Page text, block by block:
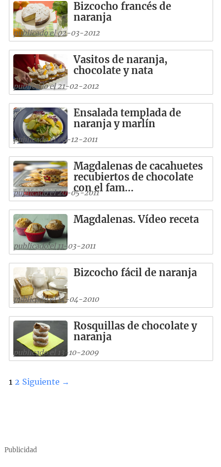
Bizcocho francés de
naranja
publicado el 02-03-2012
Vasitos de naranja,
chocolate y nata
publicado el 21-02-2012
Ensalada templada de
naranja y marlín
publicado el 08-12-2011
Magdalenas de cacahuetes
recubiertos de chocolate
con el fam...
publicado el 20-05-2011
Magdalenas. Vídeo receta
publicado el 11-03-2011
Bizcocho fácil de naranja
publicado el 14-04-2010
Rosquillas de chocolate y
naranja
publicado el 13-10-2009
1 2 Siguiente →
Publicidad